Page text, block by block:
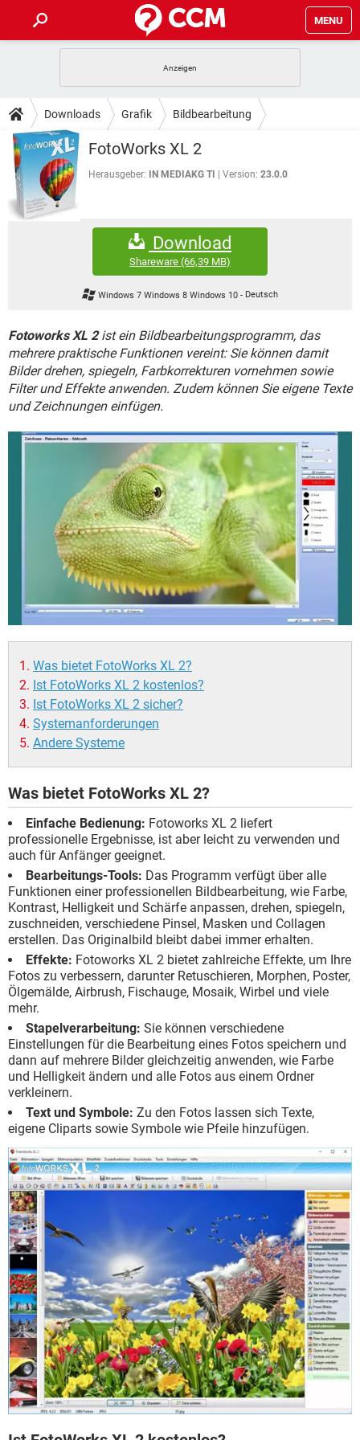
MENU
ANDROID IOS
WINDOWS 10 INSTAGRAM
WHATSAPP TIKTOK
FACEBOOK
TIPPS & TRICKS
SPIELE
ANDROID
WINDOWS 10
WHATSAPP
HARDWARE
DOWNLOADS
SPIELE STREAMING
ANDROID
INSTAGRAM
TIKTOK
FORUM
SPIELE
IOS
INSTAGRAM
TIKTOK
STREAMING
WHATSAPP TIKTOK
FACEBOOK HARDWARE
Downloads Grafik Bildbearbeitung
FotoWorks XL 2
Herausgeber: IN MEDIAKG TI Version: 23.0.0
Download
Shareware (66,39 MB)
Windows 7 Windows 8 Windows 10- Deutsch
Fotoworks XL 2ist ein Bildbearbeitungsprogramm, das
mehrere praktische Funktionen vereint: Sie können damit
Bilder drehen, spiegeln, Farbkorrekturen vornehmen sowie
Filter und Effekte anwenden. Zudem können Sie eigene Texte
und Zeichnungen einfügen.
Was bietet FotoWorks XL 2?
Ist FotoWorks XL 2 kostenlos?
Ist FotoWorks XL 2 sicher?
Systemanforderungen
Andere Systeme
Was bietet FotoWorks XL 2?
Einfache Bedienung: Fotoworks XL 2 liefert
professionelle Ergebnisse, ist aber leicht zu verwenden und
auch für Anfänger geeignet.
Bearbeitungs-Tools: Das Programm verfügt über alle
Funktionen einer professionellen Bildbearbeitung, wie Farbe,
Kontrast, Helligkeit und Schärfe anpassen, drehen, spiegeln,
zuschneiden, verschiedene Pinsel, Masken und Collagen
erstellen. Das Originalbild bleibt dabei immer erhalten.
Effekte: Fotoworks XL 2 bietet zahlreiche Effekte, um Ihre
Fotos zu verbessern, darunter Retuschieren, Morphen, Poster,
Ölgemälde, Airbrush, Fischauge, Mosaik, Wirbel und viele
mehr.
Stapelverarbeitung: Sie können verschiedene
Einstellungen für die Bearbeitung eines Fotos speichern und
dann auf mehrere Bilder gleichzeitig anwenden, wie Farbe
und Helligkeit ändern und alle Fotos aus einem Ordner
verkleinern.
Text und Symbole: Zu den Fotos lassen sich Texte,
eigene Cliparts sowie Symbole wie Pfeile hinzufügen.